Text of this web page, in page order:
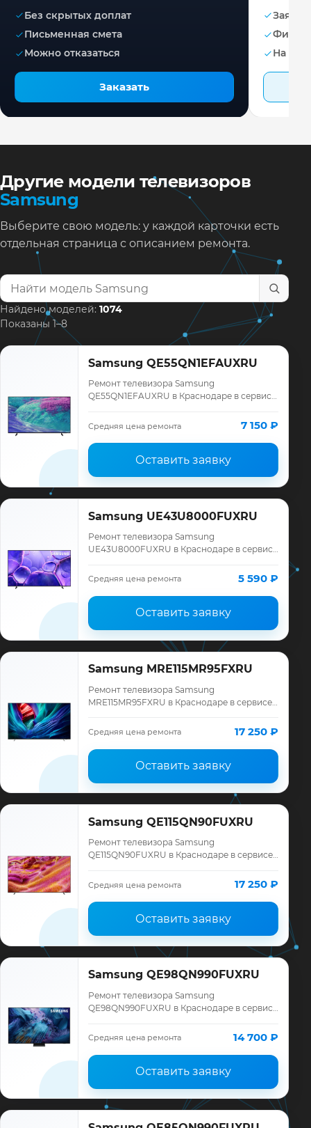
Без скрытых доплат
Письменная смета
Можно отказаться
Заказать
Заявка
На
Другие модели телевизоров
Samsung
Выберите свою модель: у каждой карточки есть
отдельная страница с описанием ремонта.
Найти модель телевизора
Найдено моделей: 1074
Показаны 1–8
Samsung QE55QN1EFAUXRU
Ремонт телевизора Samsung
QE55QN1EFAUXRU в Краснодаре в сервисе
Samsung, смета до ремонта, запчасти и
гарантия до 12 меся…
Средняя цена ремонта 7 150 ₽
Оставить заявку
Samsung UE43U8000FUXRU
Ремонт телевизора Samsung
UE43U8000FUXRU в Краснодаре в сервисе
Samsung, смета до ремонта, запчасти и
Средняя цена ремонта 5 590 ₽
Оставить заявку
Samsung MRE115MR95FXRU
Ремонт телевизора Samsung
MRE115MR95FXRU в Краснодаре в сервисе
Samsung, смета до ремонта, запчасти и
гарантия до 12 меся…
Средняя цена ремонта 17 250 ₽
Оставить заявку
Samsung QE115QN90FUXRU
Ремонт телевизора Samsung
QE115QN90FUXRU в Краснодаре в сервисе
Samsung, смета до ремонта, запчасти и
гарантия до 12 меся…
Средняя цена ремонта 17 250 ₽
Оставить заявку
Samsung QE98QN990FUXRU
Ремонт телевизора Samsung
QE98QN990FUXRU в Краснодаре в сервисе
Samsung, смета до ремонта, запчасти и
гарантия до 12 меся…
Средняя цена ремонта 14 700 ₽
Оставить заявку